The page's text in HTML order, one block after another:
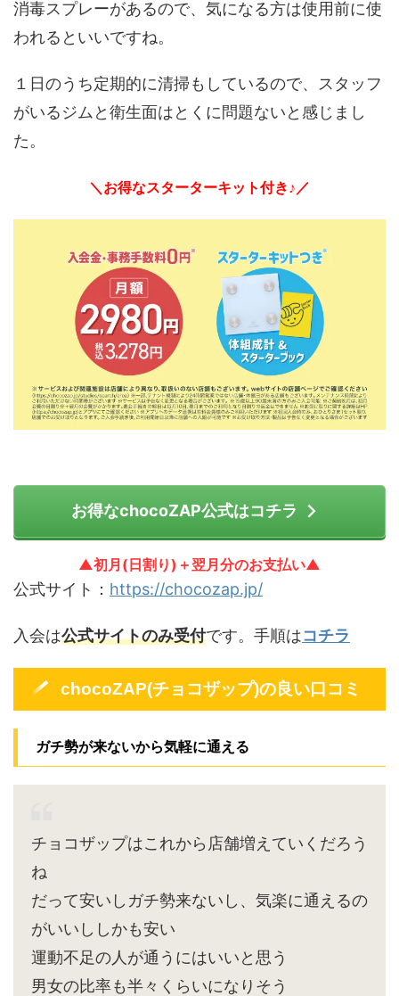
消毒スプレーがあるので、気になる方は使用前に使
われるといいですね。
１日のうち定期的に清掃もしているので、スタッフ
がいるジムと衛生面はとくに問題ないと感じまし
た。
＼お得なスターターキット付き♪／
お得なchocoZAP公式はコチラ
▲初月(日割り)＋翌月分のお支払い▲
公式サイト： https://chocozap.jp/
入会は公式サイトのみ受付です。手順はコチラ
chocoZAP(チョコザップ)の良い口コミ
ガチ勢が来ないから気軽に通える
チョコザップはこれから店舗増えていくだろう
ね
だって安いしガチ勢来ないし、気楽に通えるの
がいいししかも安い
運動不足の人が通うにはいいと思う
男女の比率も半々くらいになりそう